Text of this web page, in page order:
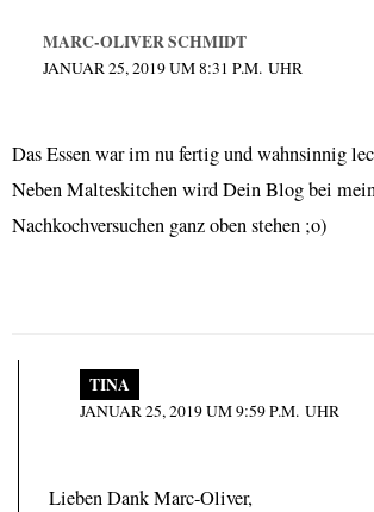
MARC-OLIVER SCHMIDT
JANUAR 25, 2019 UM 8:31 P.M. UHR
Das Essen war im nu fertig und wahnsinnig
Neben Malteskitchen wird Dein Blog bei
Nachkochversuchen ganz oben stehen ;o)
TINA
JANUAR 25, 2019 UM 9:59 P.M. UHR
Lieben Dank Marc-Oliver,